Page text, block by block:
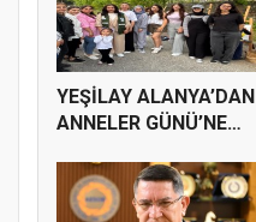
YEŞİLAY ALANYA’DAN
ANNELER GÜNÜ’NE